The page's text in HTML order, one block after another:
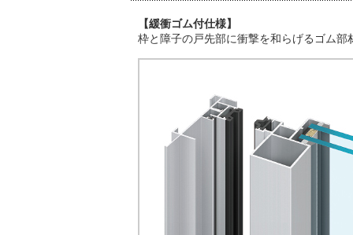
【緩衝ゴム付仕様】
枠と障子の戸先部に衝撃を和らげるゴム